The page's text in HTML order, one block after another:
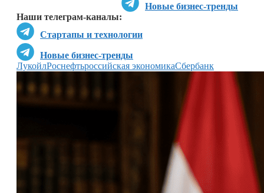
Новые бизнес-тренды
Наши телеграм-каналы:
Стартапы и технологии
Новые бизнес-тренды
ЛукойлРоснефтьроссийская экономикаСбербанк